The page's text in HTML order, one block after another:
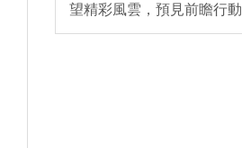
望精彩風雲，預見前瞻行動